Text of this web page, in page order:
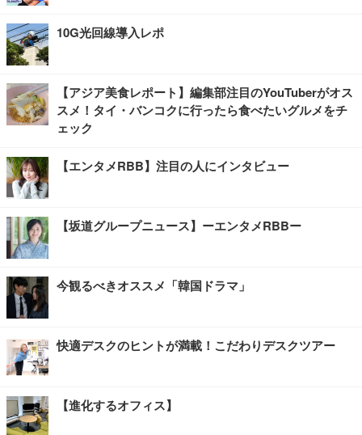
10G光回線導入レポ
【アジア美食レポート】編集部注目のYouTuberがオス
スメ！タイ・バンコクに行ったら食べたいグルメをチ
ェック
【エンタメRBB】注目の人にインタビュー
【坂道グループニュース】ーエンタメRBBー
今観るべきオススメ「韓国ドラマ」
快適デスクのヒントが満載！こだわりデスクツアー
【進化するオフィス】